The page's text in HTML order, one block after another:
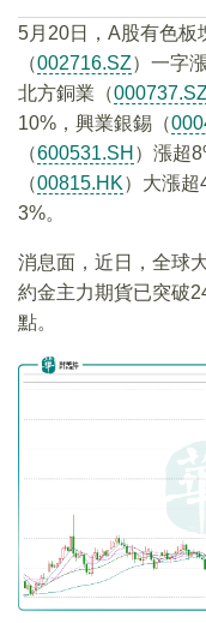
5月20日，A股有色板
（002716.SZ）一字
北方銅業（000737.SZ
10%，興業銀錫（
（600531.SH ）漲超
（00815.HK）大漲超
3%。
消息面，近日，全球
約金主力期貨已突破
點。